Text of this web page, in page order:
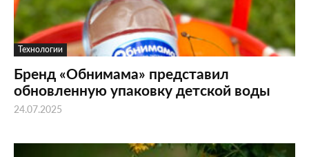
Технологии
Бренд «Обнимама» представил
обновленную упаковку детской воды
24.07.2025